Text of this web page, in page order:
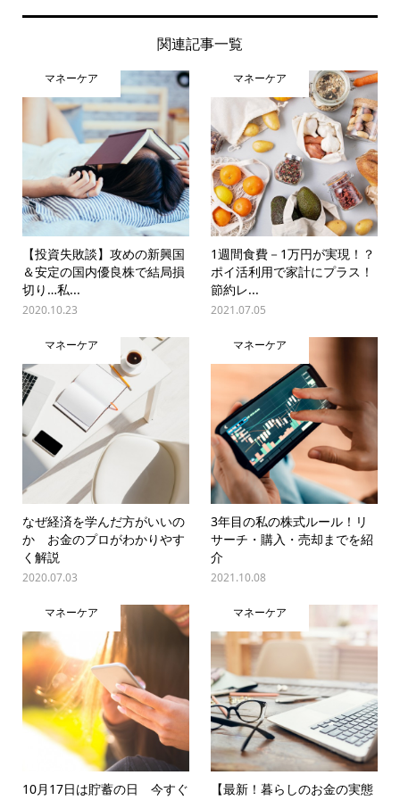
関連記事一覧
マネーケア
【投資失敗談】攻めの新興国
＆安定の国内優良株で結局損
切り…私...
2020.10.23
マネーケア
1週間食費－1万円が実現！？
ポイ活利用で家計にプラス！
節約レ...
2021.07.05
マネーケア
なぜ経済を学んだ方がいいの
か お金のプロがわかりやす
く解説
2020.07.03
マネーケア
3年目の私の株式ルール！リ
サーチ・購入・売却までを紹
介
2021.10.08
マネーケア
10月17日は貯蓄の日 今すぐ
マネーケア
【最新！暮らしのお金の実態